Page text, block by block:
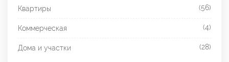
Квартиры (56)
Коммерческая (4)
Дома и участки (28)